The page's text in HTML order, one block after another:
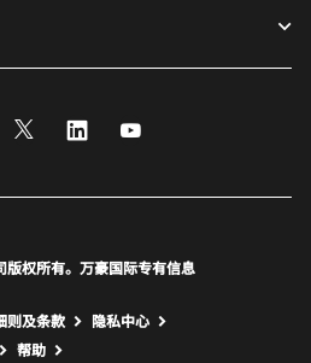
Twitter LinkedIn
权所有。万豪国际专有信息
则及条款
隐私中心
打开新窗口
帮助